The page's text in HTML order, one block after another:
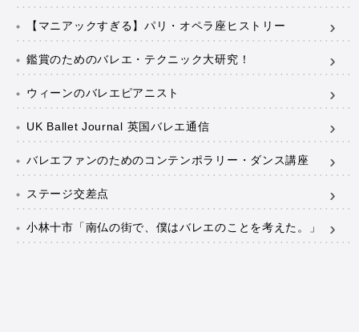
【マニアックすぎる】パリ・オペラ座ヒストリー
鑑賞のためのバレエ・テクニック大研究！
ウィーンのバレエピアニスト
UK Ballet Journal 英国バレエ通信
バレエファンのためのコンテンポラリー・ダンス講座
ステージ交差点
小林十市「南仏の街で、僕はバレエのことを考えた。」